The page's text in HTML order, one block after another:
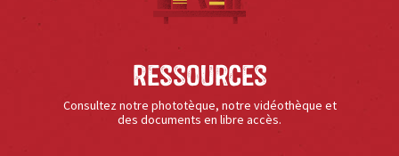
Ressources
Consultez notre phototèque, notre vidéothèque et
des documents en libre accès.